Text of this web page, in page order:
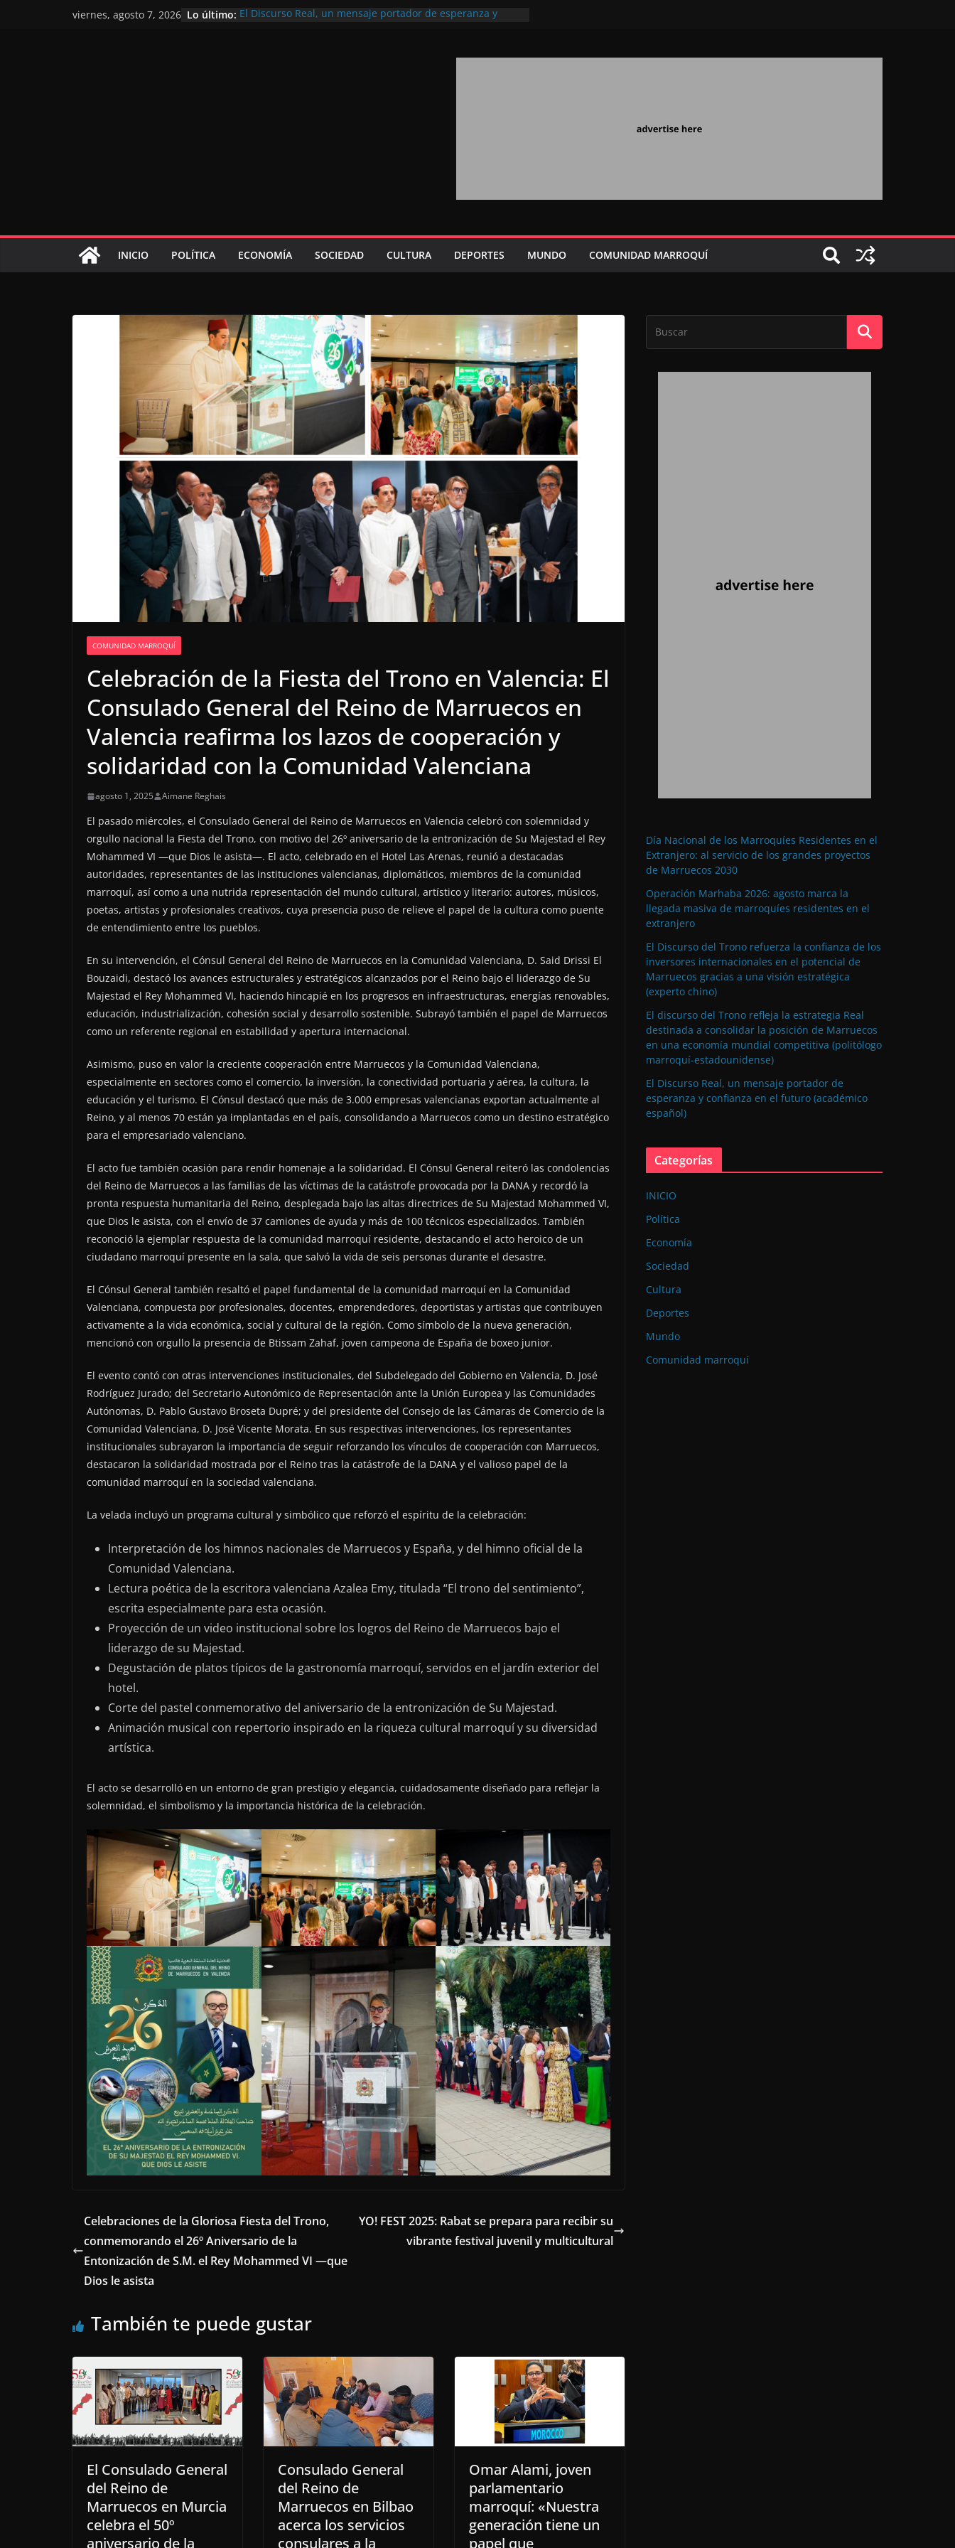
viernes, agosto 7, 2026 Lo último: El Discurso Real, un mensaje portador de esperanza y
Extranjero: al servicio de los grandes proyectos de
INICIO POLÍTICA ECONOMÍA SOCIEDAD CULTURA DEPORTES MUNDO COMUNIDAD MARROQUÍ
COMUNIDAD MARROQUÍ
Celebración de la Fiesta del Trono en Valencia: El
Consulado General del Reino de Marruecos en
Valencia reafirma los lazos de cooperación y
solidaridad con la Comunidad Valenciana
agosto 1, 2025 Aimane Reghais
El pasado miércoles, el Consulado General del Reino de Marruecos en Valencia celebró con solemnidad y
orgullo nacional la Fiesta del Trono, con motivo del 26º aniversario de la entronización de Su Majestad el Rey
Mohammed VI —que Dios le asista—. El acto, celebrado en el Hotel Las Arenas, reunió a destacadas
autoridades, representantes de las instituciones valencianas, diplomáticos, miembros de la comunidad
marroquí, así como a una nutrida representación del mundo cultural, artístico y literario: autores, músicos,
poetas, artistas y profesionales creativos, cuya presencia puso de relieve el papel de la cultura como puente
de entendimiento entre los pueblos.
En su intervención, el Cónsul General del Reino de Marruecos en la Comunidad Valenciana, D. Said Drissi El
Bouzaidi, destacó los avances estructurales y estratégicos alcanzados por el Reino bajo el liderazgo de Su
Majestad el Rey Mohammed VI, haciendo hincapié en los progresos en infraestructuras, energías renovables,
educación, industrialización, cohesión social y desarrollo sostenible. Subrayó también el papel de Marruecos
como un referente regional en estabilidad y apertura internacional.
Asimismo, puso en valor la creciente cooperación entre Marruecos y la Comunidad Valenciana,
especialmente en sectores como el comercio, la inversión, la conectividad portuaria y aérea, la cultura, la
educación y el turismo. El Cónsul destacó que más de 3.000 empresas valencianas exportan actualmente al
Reino, y al menos 70 están ya implantadas en el país, consolidando a Marruecos como un destino estratégico
para el empresariado valenciano.
El acto fue también ocasión para rendir homenaje a la solidaridad. El Cónsul General reiteró las condolencias
del Reino de Marruecos a las familias de las víctimas de la catástrofe provocada por la DANA y recordó la
pronta respuesta humanitaria del Reino, desplegada bajo las altas directrices de Su Majestad Mohammed VI,
que Dios le asista, con el envío de 37 camiones de ayuda y más de 100 técnicos especializados. También
reconoció la ejemplar respuesta de la comunidad marroquí residente, destacando el acto heroico de un
ciudadano marroquí presente en la sala, que salvó la vida de seis personas durante el desastre.
El Cónsul General también resaltó el papel fundamental de la comunidad marroquí en la Comunidad
Valenciana, compuesta por profesionales, docentes, emprendedores, deportistas y artistas que contribuyen
activamente a la vida económica, social y cultural de la región. Como símbolo de la nueva generación,
mencionó con orgullo la presencia de Btissam Zahaf, joven campeona de España de boxeo junior.
El evento contó con otras intervenciones institucionales, del Subdelegado del Gobierno en Valencia, D. José
Rodríguez Jurado; del Secretario Autonómico de Representación ante la Unión Europea y las Comunidades
Autónomas, D. Pablo Gustavo Broseta Dupré; y del presidente del Consejo de las Cámaras de Comercio de la
Comunidad Valenciana, D. José Vicente Morata. En sus respectivas intervenciones, los representantes
institucionales subrayaron la importancia de seguir reforzando los vínculos de cooperación con Marruecos,
destacaron la solidaridad mostrada por el Reino tras la catástrofe de la DANA y el valioso papel de la
comunidad marroquí en la sociedad valenciana.
La velada incluyó un programa cultural y simbólico que reforzó el espíritu de la celebración:
Interpretación de los himnos nacionales de Marruecos y España, y del himno oficial de la
Comunidad Valenciana.
Lectura poética de la escritora valenciana Azalea Emy, titulada “El trono del sentimiento”,
escrita especialmente para esta ocasión.
Proyección de un video institucional sobre los logros del Reino de Marruecos bajo el
liderazgo de su Majestad.
Degustación de platos típicos de la gastronomía marroquí, servidos en el jardín exterior del
hotel.
Corte del pastel conmemorativo del aniversario de la entronización de Su Majestad.
Animación musical con repertorio inspirado en la riqueza cultural marroquí y su diversidad
artística.
El acto se desarrolló en un entorno de gran prestigio y elegancia, cuidadosamente diseñado para reflejar la
solemnidad, el simbolismo y la importancia histórica de la celebración.
Celebraciones de la Gloriosa Fiesta del Trono,
conmemorando el 26º Aniversario de la
Entonización de S.M. el Rey Mohammed VI —que
Dios le asista
YO! FEST 2025: Rabat se prepara para recibir su
vibrante festival juvenil y multicultural
También te puede gustar
El Consulado General
del Reino de
Marruecos en Murcia
celebra el 50º
aniversario de la
Consulado General
del Reino de
Marruecos en Bilbao
acerca los servicios
consulares a la
Omar Alami, joven
parlamentario
marroquí: «Nuestra
generación tiene un
papel que
Día Nacional de los Marroquíes Residentes en el
Extranjero: al servicio de los grandes proyectos
de Marruecos 2030
Operación Marhaba 2026: agosto marca la
llegada masiva de marroquíes residentes en el
extranjero
El Discurso del Trono refuerza la confianza de los
inversores internacionales en el potencial de
Marruecos gracias a una visión estratégica
(experto chino)
El discurso del Trono refleja la estrategia Real
destinada a consolidar la posición de Marruecos
en una economía mundial competitiva (politólogo
marroquí-estadounidense)
El Discurso Real, un mensaje portador de
esperanza y confianza en el futuro (académico
español)
Categorías
INICIO
Política
Economía
Sociedad
Cultura
Deportes
Mundo
Comunidad marroquí